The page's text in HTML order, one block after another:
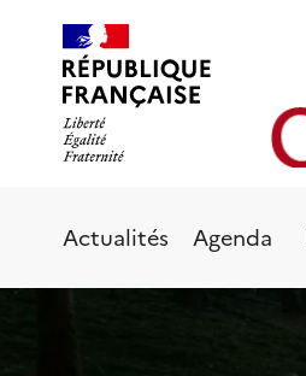
contenu
principal
Actualités Agenda